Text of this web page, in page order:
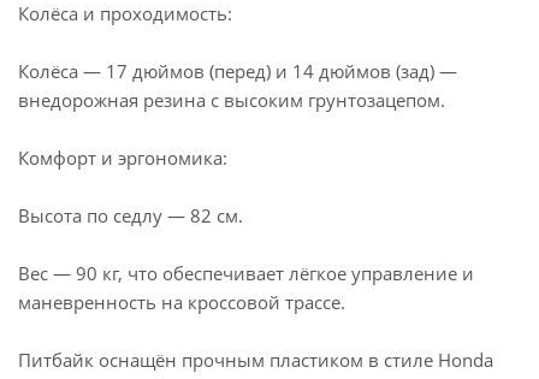
Колёса и проходимость:
Колёса — 17 дюймов (перед) и 14 дюймов (зад) —
внедорожная резина с высоким грунтозацепом.
Комфорт и эргономика:
Высота по седлу — 82 см.
Вес — 90 кг, что обеспечивает лёгкое управление и
маневренность на кроссовой трассе.
Питбайк оснащён прочным пластиком в стиле Honda